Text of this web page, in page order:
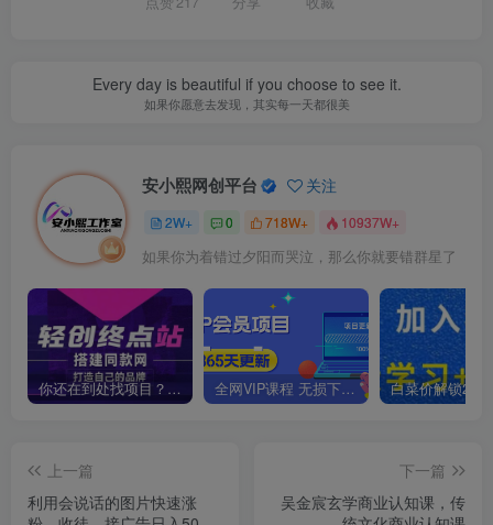
Every day is beautiful if you choose to see it.
如果你愿意去发现，其实每一天都很美
安小熙网创平台 关注
2W+ 0 718W+ 10937W+
如果你为着错过夕阳而哭泣，那么你就要错群星了
你还在到处找项目？还在当韭菜？我靠卖项目一个月收入5万+，曾经我也是个失败者。 全网VIP课程 无损下载~
上一篇
利用会说话的图片快速涨
下一篇
吴金宸玄学商业认知课，传